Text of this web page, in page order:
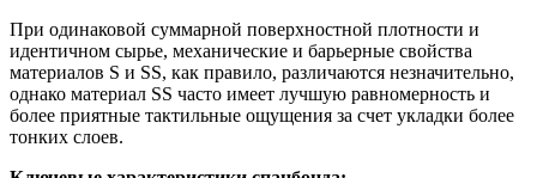
При одинаковой суммарной поверхностной плотности и
идентичном сырье, механические и барьерные свойства
материалов S и SS, как правило, различаются незначительно,
однако материал SS часто имеет лучшую равномерность и
более приятные тактильные ощущения за счет укладки более
тонких слоев.